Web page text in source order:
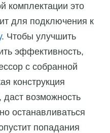
комплектации это
для подключения к
. Чтобы улучшить
эффективность,
с собранной
конструкция
даст возможность
останавливаться
попадания